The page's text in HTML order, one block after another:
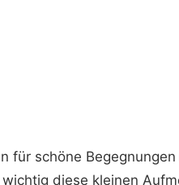
für schöne
diese kleinen